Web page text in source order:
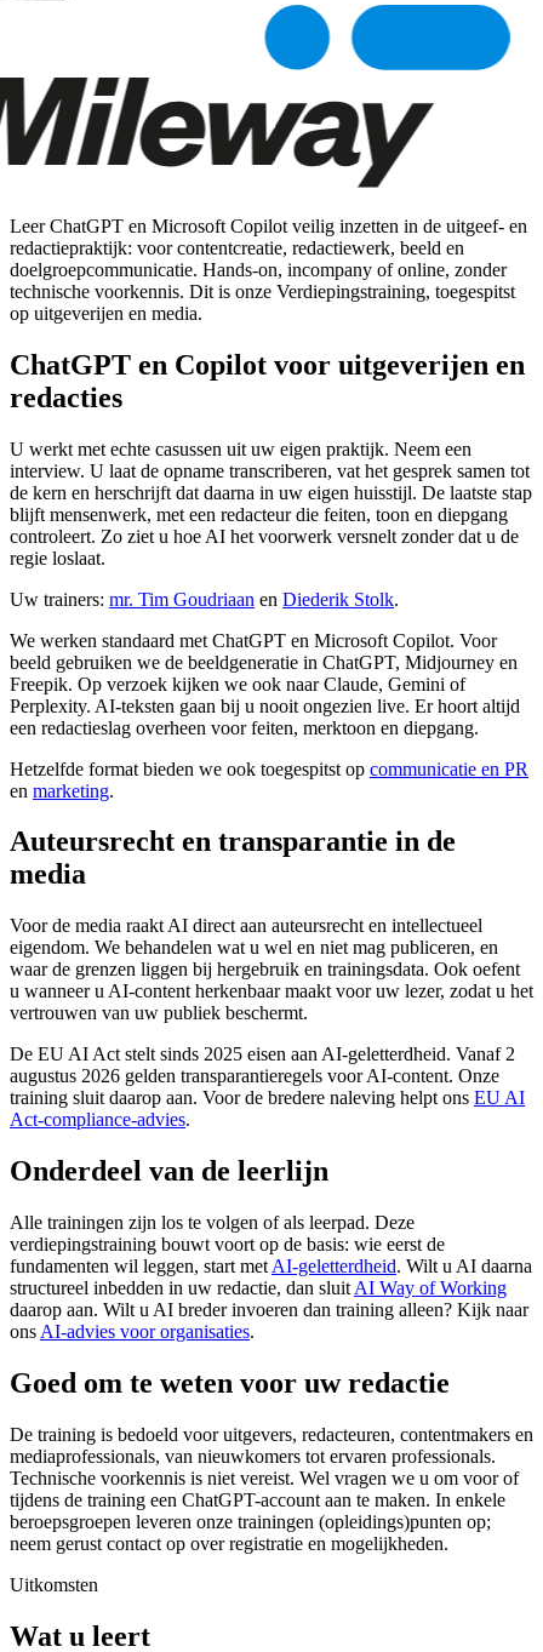
Leer ChatGPT en Microsoft Copilot veilig inzetten in de uitgeef- en
redactiepraktijk: voor contentcreatie, redactiewerk, beeld en
doelgroepcommunicatie. Hands-on, incompany of online, zonder
technische voorkennis. Dit is onze Verdiepingstraining, toegespitst
op uitgeverijen en media.
ChatGPT en Copilot voor uitgeverijen en
redacties
U werkt met echte casussen uit uw eigen praktijk. Neem een
interview. U laat de opname transcriberen, vat het gesprek samen tot
de kern en herschrijft dat daarna in uw eigen huisstijl. De laatste stap
blijft mensenwerk, met een redacteur die feiten, toon en diepgang
controleert. Zo ziet u hoe AI het voorwerk versnelt zonder dat u de
regie loslaat.
Uw trainers: mr. Tim Goudriaan en Diederik Stolk.
We werken standaard met ChatGPT en Microsoft Copilot. Voor
beeld gebruiken we de beeldgeneratie in ChatGPT, Midjourney en
Freepik. Op verzoek kijken we ook naar Claude, Gemini of
Perplexity. AI-teksten gaan bij u nooit ongezien live. Er hoort altijd
een redactieslag overheen voor feiten, merktoon en diepgang.
Hetzelfde format bieden we ook toegespitst op communicatie en PR
en marketing.
Auteursrecht en transparantie in de
media
Voor de media raakt AI direct aan auteursrecht en intellectueel
eigendom. We behandelen wat u wel en niet mag publiceren, en
waar de grenzen liggen bij hergebruik en trainingsdata. Ook oefent
u wanneer u AI-content herkenbaar maakt voor uw lezer, zodat u het
vertrouwen van uw publiek beschermt.
De EU AI Act stelt sinds 2025 eisen aan AI-geletterdheid. Vanaf 2
augustus 2026 gelden transparantieregels voor AI-content. Onze
training sluit daarop aan. Voor de bredere naleving helpt ons EU AI
Act-compliance-advies.
Onderdeel van de leerlijn
Alle trainingen zijn los te volgen of als leerpad. Deze
verdiepingstraining bouwt voort op de basis: wie eerst de
fundamenten wil leggen, start met AI-geletterdheid. Wilt u AI daarna
structureel inbedden in uw redactie, dan sluit AI Way of Working
daarop aan. Wilt u AI breder invoeren dan training alleen? Kijk naar
ons AI-advies voor organisaties.
Goed om te weten voor uw redactie
De training is bedoeld voor uitgevers, redacteuren, contentmakers en
mediaprofessionals, van nieuwkomers tot ervaren professionals.
Technische voorkennis is niet vereist. Wel vragen we u om voor of
tijdens de training een ChatGPT-account aan te maken. In enkele
beroepsgroepen leveren onze trainingen (opleidings)punten op;
neem gerust contact op over registratie en mogelijkheden.
Uitkomsten
Wat u leert